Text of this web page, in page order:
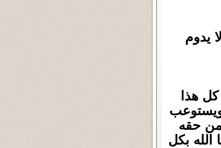
يدوم
هذا
ويستوعب
من حقه
بكل